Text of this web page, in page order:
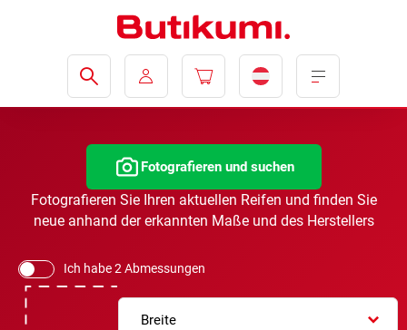
Fotografieren und suchen
Fotografieren Sie Ihren aktuellen Reifen und finden Sie
neue anhand der erkannten Maße und des Herstellers
Ich habe 2 Abmessungen
Breite